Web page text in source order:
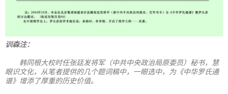
训森注：
韩同根大校时任张廷发将军（中共中央政治局原委员）秘书，慧
眼识文化，从笔者提供的几个题词稿中，一眼选中，为《中华罗氏通
谱》增添了厚重的历史价值。